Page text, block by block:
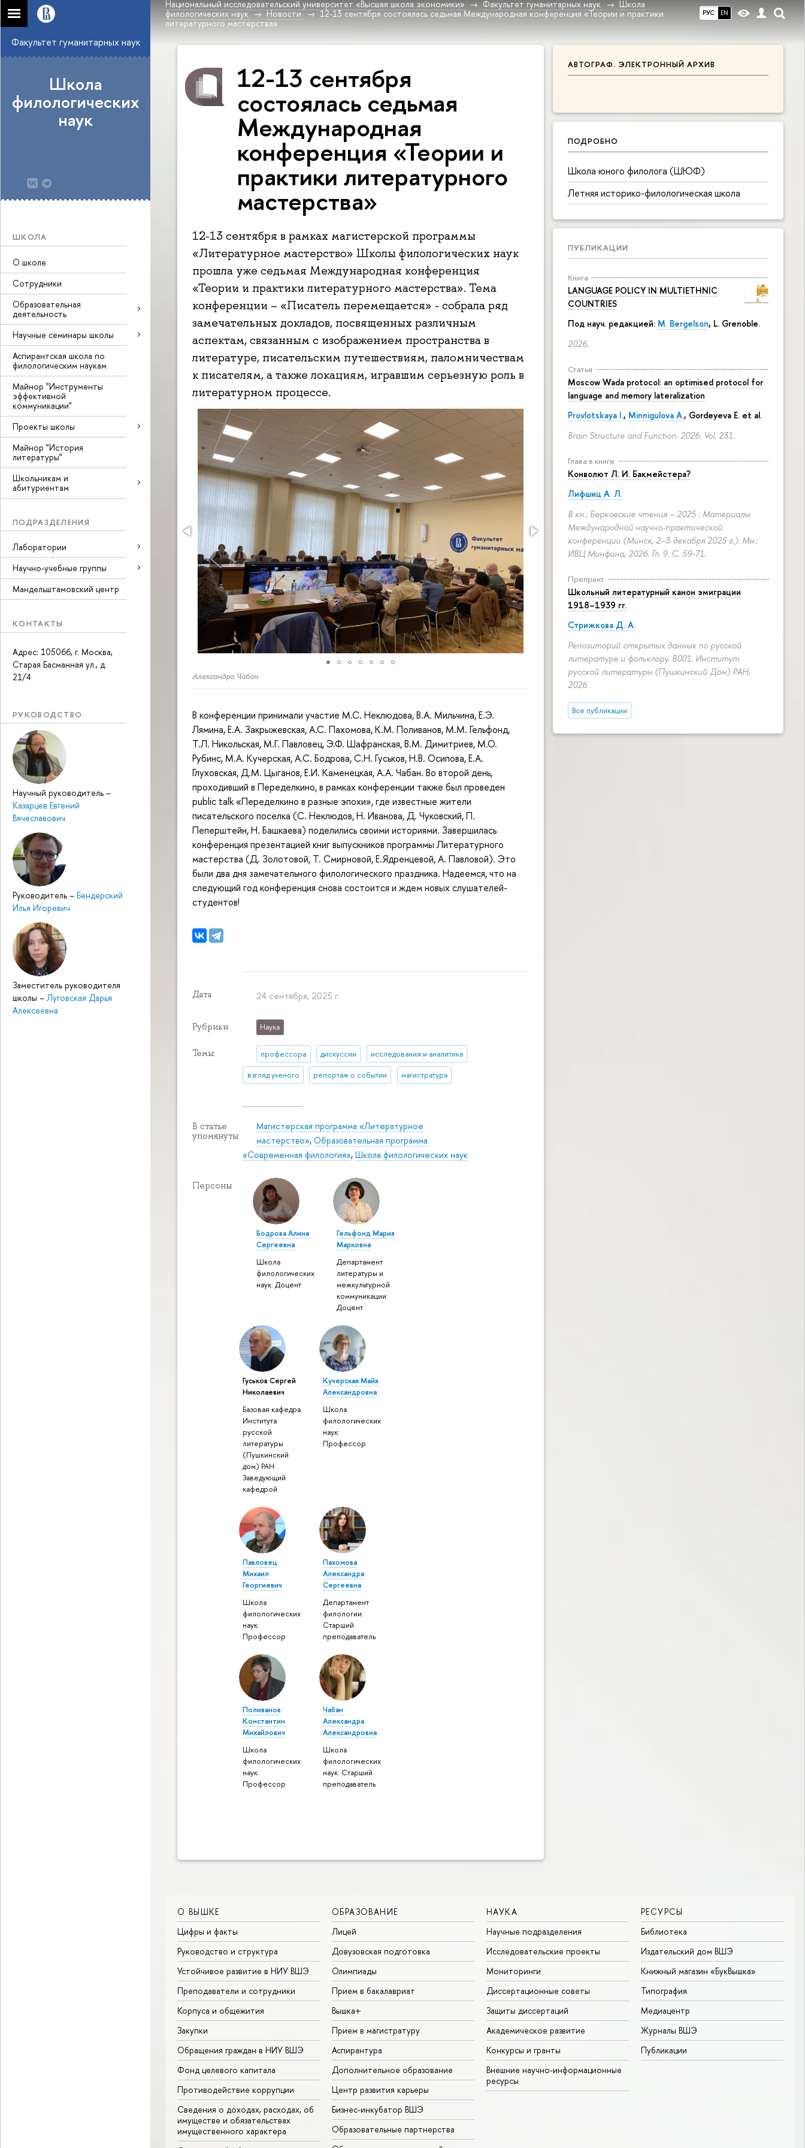
РУС EN
Национальный исследовательский университет «Высшая школа экономики» Факультет гуманитарных наук
Школа
филологических наук
Новости
12-13 сентября состоялась седьмая Международная конференция «Теории и практики
литературного мастерства»
Факультет гуманитарных наук
Школа
филологических
наук
ШКОЛА
О школе
Сотрудники
Образовательная
деятельность
Научные семинары школы
Аспирантская школа по
филологическим наукам
Майнор "Инструменты
эффективной
коммуникации"
Проекты школы
Майнор "История
литературы"
Школьникам и
абитуриентам
ПОДРАЗДЕЛЕНИЯ
Лаборатории
Научно-учебные группы
Мандельштамовский центр
КОНТАКТЫ
Адрес: 105066, г. Москва,
Старая Басманная ул., д.
21/4
РУКОВОДСТВО
Научный руководитель –
Казарцев Евгений
Вячеславович
Руководитель – Бендерский
Илья Игоревич
Заместитель руководителя
школы – Луговская Дарья
Алексеевна
АВТОГРАФ. ЭЛЕКТРОННЫЙ АРХИВ
ПОДРОБНО
Школа юного филолога (ШЮФ)
Летняя историко-филологическая школа
ПУБЛИКАЦИИ
Книга
LANGUAGE POLICY IN MULTIETHNIC
COUNTRIES
Под науч. редакцией: M. Bergelson, L. Grenoble.
2026.
Статья
Moscow Wada protocol: an optimised protocol for
language and memory lateralization
Provlotskaya I., Minnigulova A., Gordeyeva E. et al.
Brain Structure and Function. 2026. Vol. 231.
Глава в книге
Конволют Л. И. Бакмейстера?
Лифшиц А. Л.
В кн.: Берковские чтения – 2025 : Материалы
Международной научно-практической
конференции (Минск, 2–3 декабря 2025 г.). Мн.:
ИВЦ Минфина, 2026. Гл. 9. С. 59-71.
Препринт
Школьный литературный канон эмиграции
1918–1939 гг.
Стрижкова Д. А.
Репозиторий открытых данных по русской
литературе и фольклору. B001. Институт
русской литературы (Пушкинский Дом) РАН,
2026
Все публикации
12-13 сентября
состоялась седьмая
Международная
конференция «Теории и
практики литературного
мастерства»
12-13 сентября в рамках магистерской программы
«Литературное мастерство» Школы филологических наук
прошла уже седьмая Международная конференция
«Теории и практики литературного мастерства». Тема
конференции – «Писатель перемещается» - собрала ряд
замечательных докладов, посвященных различным
аспектам, связанным с изображением пространства в
литературе, писательским путешествиям, паломничествам
к писателям, а также локациям, игравшим серьезную роль в
литературном процессе.
Александра Чабан
В конференции принимали участие М.С. Неклюдова, В.А. Мильчина, Е.Э.
Лямина, Е.А. Закрыжевская, А.С. Пахомова, К.М. Поливанов, М.М. Гельфонд,
Т.Л. Никольская, М.Г. Павловец, Э.Ф. Шафранская, В.М. Димитриев, М.О.
Рубинс, М.А. Кучерская, А.С. Бодрова, С.Н. Гуськов, Н.В. Осипова, Е.А.
Глуховская, Д.М. Цыганов, Е.И. Каменецкая, А.А. Чабан. Во второй день,
проходивший в Переделкино, в рамках конференции также был проведен
public talk «Переделкино в разные эпохи», где известные жители
писательского поселка (С. Неклюдов, Н. Иванова, Д. Чуковский, П.
Пеперштейн, Н. Башкаева) поделились своими историями. Завершилась
конференция презентацией книг выпускников программы Литературного
мастерства (Д. Золотовой, Т. Смирновой, Е.Ядренцевой, А. Павловой). Это
были два дня замечательного филологического праздника. Надеемся, что на
следующий год конференция снова состоится и ждем новых слушателей-
студентов!
Дата 24 сентября, 2025 г.
Рубрики Наука
Темы профессора дискуссии исследования и аналитика
взгляд ученого репортаж о событии магистратура
В статье
упомянуты
Магистерская программа «Литературное
мастерство», Образовательная программа
«Современная филология»,Школа филологических наук
Персоны
Бодрова Алина
Сергеевна
Школа
филологических
наук: Доцент
Гельфонд Мария
Марковна
Департамент
литературы и
межкультурной
коммуникации:
Доцент
Гуськов Сергей
Николаевич
Базовая кафедра
Института
русской
литературы
(Пушкинский
дом) РАН:
Заведующий
кафедрой
Кучерская Майя
Александровна
Школа
филологических
наук:
Профессор
Павловец
Михаил
Георгиевич
Школа
филологических
наук:
Профессор
Пахомова
Александра
Сергеевна
Департамент
филологии:
Старший
преподаватель
Поливанов
Константин
Михайлович
Школа
филологических
наук:
Профессор
Чабан
Александра
Александровна
Школа
филологических
наук: Старший
преподаватель
О ВЫШКЕ
Цифры и факты
Руководство и структура
Устойчивое развитие в НИУ ВШЭ
Преподаватели и сотрудники
Корпуса и общежития
Закупки
Обращения граждан в НИУ ВШЭ
Фонд целевого капитала
Противодействие коррупции
Сведения о доходах, расходах, об
имуществе и обязательствах
имущественного характера
ОБРАЗОВАНИЕ
Лицей
Довузовская подготовка
Олимпиады
Прием в бакалавриат
Вышка+
Прием в магистратуру
Аспирантура
Дополнительное образование
Центр развития карьеры
Бизнес-инкубатор ВШЭ
Образовательные партнерства
НАУКА
Научные подразделения
Исследовательские проекты
Мониторинги
Диссертационные советы
Защиты диссертаций
Академическое развитие
Конкурсы и гранты
Внешние научно-информационные
ресурсы
РЕСУРСЫ
Библиотека
Издательский дом ВШЭ
Книжный магазин «БукВышка»
Типография
Медиацентр
Журналы ВШЭ
Публикации